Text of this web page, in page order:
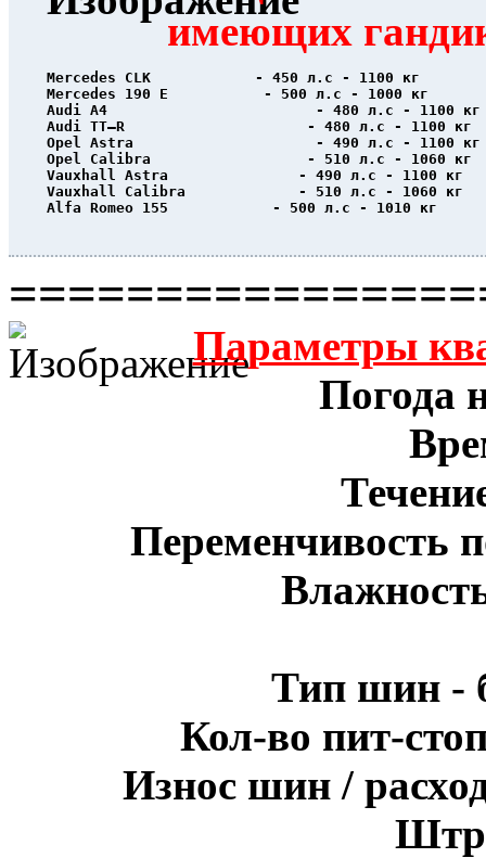
имеющих
Mercedes CLK            - 450 л.с - 1100 кг
Mercedes 190 E           - 500 л.с - 1000 кг
Audi A4                        - 480 л.с - 1100 кг
Audi TT–R                     - 480 л.с - 1100 кг
Opel Astra                     - 490 л.с - 1100 кг
Opel Calibra                  - 510 л.с - 1060 кг
Vauxhall Astra               - 490 л.с - 1100 кг
Vauxhall Calibra             - 510 л.с - 1060 кг
Alfa Romeo 155            - 500 л.с - 1010 кг
Параметры
Погода
Переменчивость
Тип шин -
Кол-во пит-
Износ шин /